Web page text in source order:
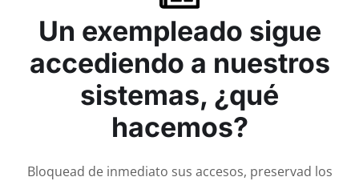
Un exempleado sigue
accediendo a nuestros
sistemas, ¿qué
hacemos?
Bloquead de inmediato sus accesos, preservad los